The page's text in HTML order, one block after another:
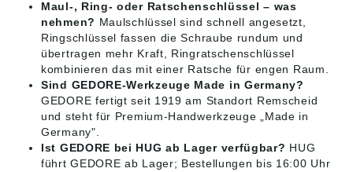
Maul-, Ring- oder Ratschenschlüssel – was
nehmen? Maulschlüssel sind schnell angesetzt,
Ringschlüssel fassen die Schraube rundum und
übertragen mehr Kraft, Ringratschenschlüssel
kombinieren das mit einer Ratsche für engen Raum.
Sind GEDORE-Werkzeuge Made in Germany?
GEDORE fertigt seit 1919 am Standort Remscheid
und steht für Premium-Handwerkzeuge „Made in
Germany".
Ist GEDORE bei HUG ab Lager verfügbar? HUG
führt GEDORE ab Lager; Bestellungen bis 16:00 Uhr